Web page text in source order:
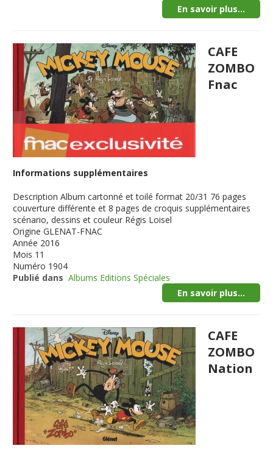
En savoir plus...
CAFE
ZOMBO
Fnac
Informations supplémentaires
Description Album cartonné et toilé format 20/31 76 pages
couverture différente et 8 pages de croquis supplémentaires
scénario, dessins et couleur Régis Loisel
Origine GLENAT-FNAC
Année 2016
Mois 11
Numéro 1904
Publié dans Albums Editions Spéciales
En savoir plus...
CAFE
ZOMBO
Nation